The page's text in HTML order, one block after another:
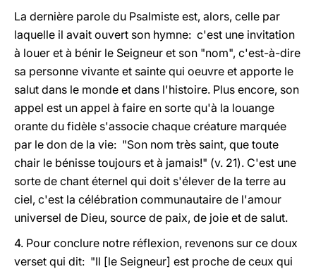
La dernière parole du Psalmiste est, alors, celle par
laquelle il avait ouvert son hymne: c'est une invitation
à louer et à bénir le Seigneur et son "nom", c'est-à-dire
sa personne vivante et sainte qui oeuvre et apporte le
salut dans le monde et dans l'histoire. Plus encore, son
appel est un appel à faire en sorte qu'à la louange
orante du fidèle s'associe chaque créature marquée
par le don de la vie: "Son nom très saint, que toute
chair le bénisse toujours et à jamais!" (v. 21). C'est une
sorte de chant éternel qui doit s'élever de la terre au
ciel, c'est la célébration communautaire de l'amour
universel de Dieu, source de paix, de joie et de salut.
4. Pour conclure notre réflexion, revenons sur ce doux
verset qui dit: "Il [le Seigneur] est proche de ceux qui